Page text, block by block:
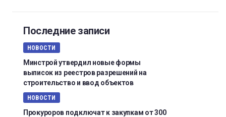
Последние записи
НОВОСТИ
Минстрой утвердил новые формы
выписок из реестров разрешений на
строительство и ввод объектов
НОВОСТИ
Прокуроров подключат к закупкам от 300